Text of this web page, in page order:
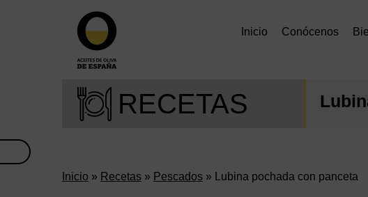
Inicio Conócenos
RECETAS
Inicio » Recetas » Pescados » Lubina pochada con panceta